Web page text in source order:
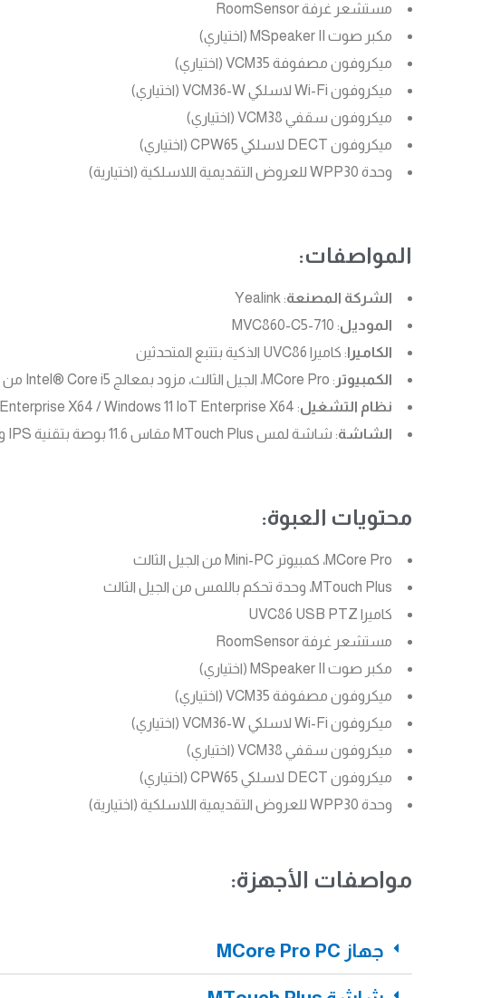
مستشعر غرفة RoomSensor
مكبر صوت MSpeaker II (اختياري)
ميكروفون مصفوفة VCM35 (اختياري)
ميكروفون Wi-Fi لاسلكي VCM36-W (اختياري)
ميكروفون سقفي VCM38 (اختياري)
ميكروفون DECT لاسلكي CPW65 (اختياري)
وحدة WPP30 للعروض التقديمية اللاسلكية (اختيارية)
المواصفات:
الشركة المصنعة: Yealink
الموديل: MVC860-C5-710
الكاميرا: كاميرا UVC86 الذكية بتتبع المتحدثين
الكمبيوتر : MCore Pro، الجيل الثالث، مزود بمعالج Intel® Core i5 من الجيل الحادي عشر
نظام التشغيل: Windows 10 IoT Enterprise X64 / Windows 11 IoT Enterprise X64
الشاشة: شاشة لمس MTouch Plus مقاس 11.6 بوصة بتقنية IPS وحواف ضيقة
محتويات العبوة:
MCore Pro، كمبيوتر Mini-PC من الجيل الثالث
MTouch Plus، وحدة تحكم باللمس من الجيل الثالث
كاميرا UVC86 USB PTZ
مستشعر غرفة RoomSensor
مكبر صوت MSpeaker II (اختياري)
ميكروفون مصفوفة VCM35 (اختياري)
ميكروفون Wi-Fi لاسلكي VCM36-W (اختياري)
ميكروفون سقفي VCM38 (اختياري)
ميكروفون DECT لاسلكي CPW65 (اختياري)
وحدة WPP30 للعروض التقديمية اللاسلكية (اختيارية)
مواصفات الأجهزة:
جهاز MCore Pro PC